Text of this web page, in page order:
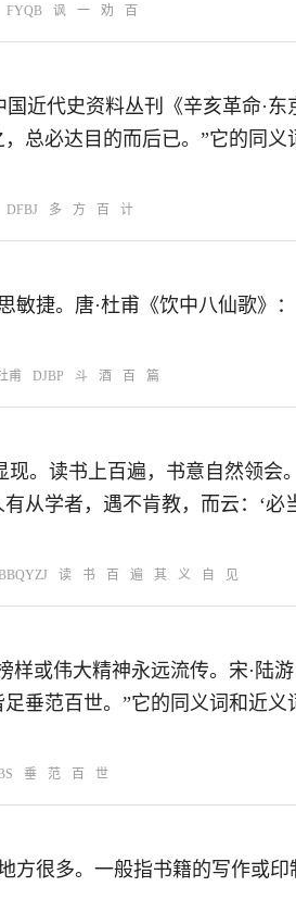
FYQB 讽 一 劝 百
近代史资料丛刊《辛亥革命·东
总必达目的而后已。”它的同义
DFBJ 多 方 百 计
捷。唐·杜甫《饮中八仙歌》：
甫 DJBP 斗 酒 百 篇
。读书上百遍，书意自然领会。
从学者，遇不肯教，而云：‘必
读 书 百 遍 其 义 自 见
样或伟大精神永远流传。宋·陆游
垂范百世。”它的同义词和近义
垂 范 百 世
方很多。一般指书籍的写作或印